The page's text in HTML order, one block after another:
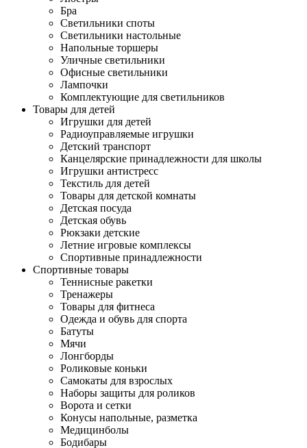
Бра
Светильники споты
Светильники настольные
Напольные торшеры
Уличные светильники
Офисные светильники
Лампочки
Комплектующие для светильников
Товары для детей
Игрушки для детей
Радиоуправляемые игрушки
Детский транспорт
Канцелярские принадлежности для школы
Игрушки антистресс
Текстиль для детей
Товары для детской комнаты
Детская посуда
Детская обувь
Рюкзаки детские
Летние игровые комплексы
Спортивные принадлежности
Спортивные товары
Теннисные ракетки
Тренажеры
Товары для фитнеса
Одежда и обувь для спорта
Батуты
Мячи
Лонгборды
Роликовые коньки
Самокаты для взрослых
Наборы защиты для роликов
Ворота и сетки
Конусы напольные, разметка
Медицинболы
Бодибары